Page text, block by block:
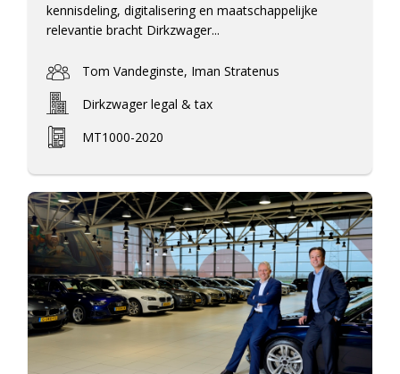
kennisdeling, digitalisering en maatschappelijke
relevantie bracht Dirkzwager...
Tom Vandeginste, Iman Stratenus
Dirkzwager legal & tax
MT1000-2020